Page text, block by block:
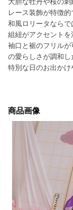
レース装飾が特徴的
和風ロリータなら
組紐がアクセントを
袖口と裾のフリル
の愛らしさが調和し
特別な日のお出かけ
商品画像